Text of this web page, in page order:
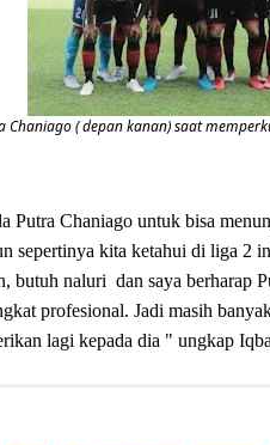
Chaniago ( depan kanan) saat
Putra Chaniago untuk bisa
sepertinya kita ketahui di liga 2
butuh naluri dan saya berharap
profesional. Jadi masih
lagi kepada dia " ungkap